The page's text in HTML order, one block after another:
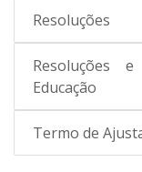
Resoluções
Resoluções
Educação
Termo de